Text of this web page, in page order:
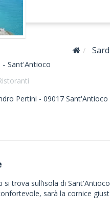
Sant'Antioco
Pertini - 09017 Sant'Antioco
si trova sull’isola di
sarà la cornice